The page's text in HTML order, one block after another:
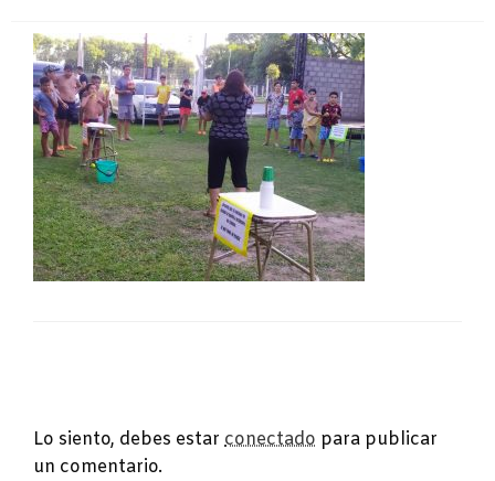
Lo siento, debes estar conectado para publicar
un comentario.